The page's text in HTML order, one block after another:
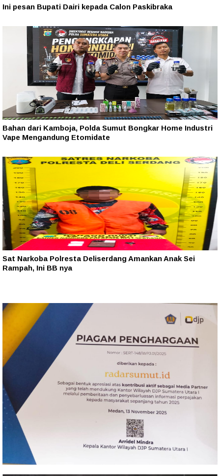
Ini pesan Bupati Dairi kepada Calon Paskibraka
Bahan dari Kamboja, Polda Sumut Bongkar Home Industri
Vape Mengandung Etomidate
Sat Narkoba Polresta Deliserdang Amankan Anak Sei
Rampah, Ini BB nya